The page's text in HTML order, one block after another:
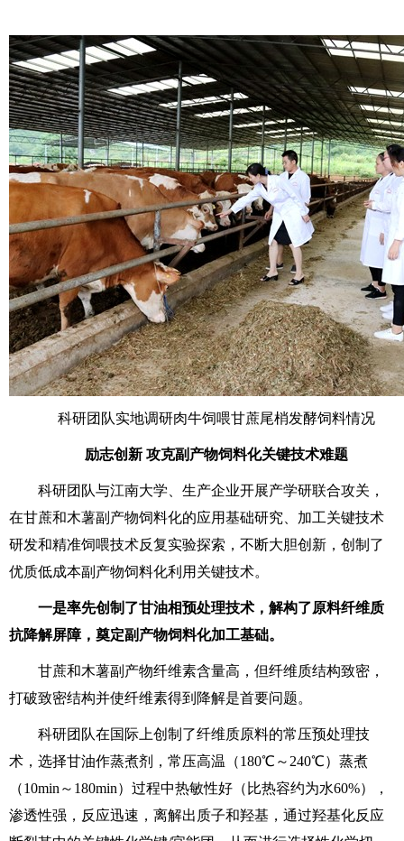
科研团队实地调研肉牛饲喂甘蔗尾梢发酵饲料情况
励志创新 攻克副产物饲料化关键技术难题
科研团队与江南大学、生产企业开展产学研联合攻关，
在甘蔗和木薯副产物饲料化的应用基础研究、加工关键技术
研发和精准饲喂技术反复实验探索，不断大胆创新，创制了
优质低成本副产物饲料化利用关键技术。
一是率先创制了甘油相预处理技术，解构了原料纤维质
抗降解屏障，奠定副产物饲料化加工基础。
甘蔗和木薯副产物纤维素含量高，但纤维质结构致密，
打破致密结构并使纤维素得到降解是首要问题。
科研团队在国际上创制了纤维质原料的常压预处理技
术，选择甘油作蒸煮剂，常压高温（180℃～240℃）蒸煮
（10min～180min）过程中热敏性好（比热容约为水60%），
渗透性强，反应迅速，离解出质子和羟基，通过羟基化反应